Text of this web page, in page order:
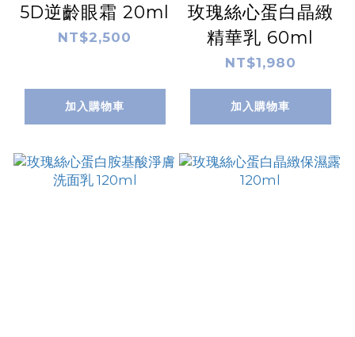
5D逆齡眼霜 20ml
NT$2,500
加入購物車
玫瑰絲心蛋白晶緻
精華乳 60ml
NT$1,980
加入購物車